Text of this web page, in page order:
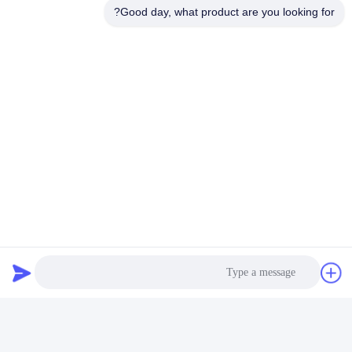
Good day, what product are you looking for?